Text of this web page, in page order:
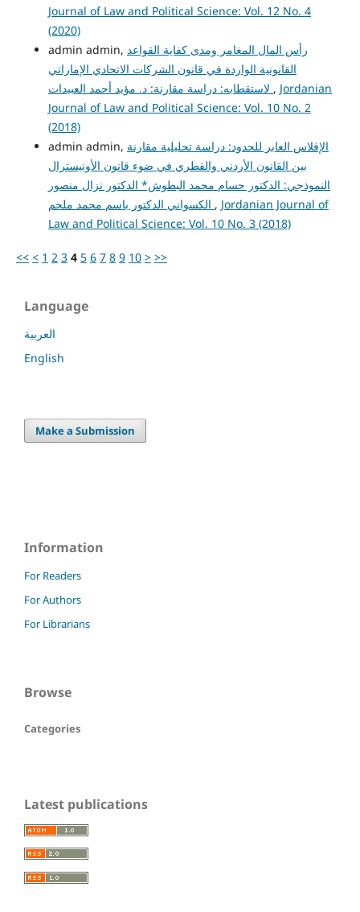
Journal of Law and Political Science: Vol. 12 No. 4
(2020)
admin admin, رأس المال المغامر ومدى كفاية القواعد
القانونية الواردة في قانون الشركات الاتحادي الإماراتي
, Jordanian
Journal of Law and Political Science: Vol. 10 No. 2
(2018)
admin admin, الإفلاس العابر للحدود: دراسة تحليلية مقارنة
بين القانون الأردني والقطري في ضوء قانون الأونيسترال
النموذجي: الدكتور حسام محمد البطوش* الدكتور نزال منصور
, Jordanian Journal of
Law and Political Science: Vol. 10 No. 3 (2018)
<< < 1 2 3 4 5 6 7 8 9 10 > >>
Language
العربية
English
Make a Submission
Information
For Readers
For Authors
For Librarians
Browse
Categories
Latest publications